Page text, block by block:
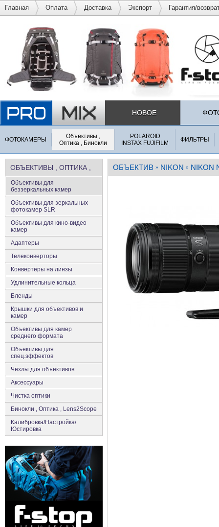
Главная Оплата Доставка Экспорт Гарантия/
НОВОЕ
ФОТОКАМЕРЫ
Объективы ,
Оптика , Бинокли
POLAROID
INSTAX FUJIFILM
ФИЛЬТРЫ
ОБЪЕКТИВЫ , ОПТИКА ,
БИНОКЛИ
Объективы для
беззеркальных камер
Объективы для зеркальных
фотокамер SLR
Объективы для кино-видео
камер
Адаптеры
Телеконверторы
Конвертеры на линзы
Удлинительные кольца
Бленды
Крышки для объективов и
камер
Объективы для камер
среднего формата
Объективы для
спец.эффектов
Чехлы для объективов
Аксеcсуары
Чистка оптики
Бинокли , Оптика , Lens2Scope
Калибровка/Настройка/
Юстировка
ОБЪЕКТИВ » NIKON » NIKON